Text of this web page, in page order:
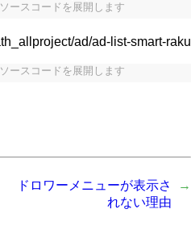
ースコードを展開します
ad/ad-list-smart-raku
ースコードを展開します
ドロワーメニューが表示さ
れない理由